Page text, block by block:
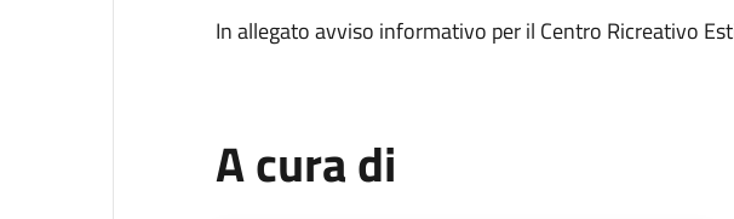
In allegato avviso informativo per il Centro Ricreativo
A cura di